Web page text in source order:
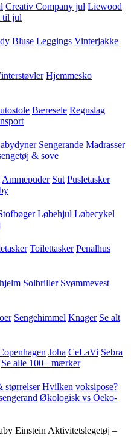
Creativ Company jul Liewood
til jul
Bluse Leggings Vinterjakke
Hjemmesko
Bæresele Regnslag
Sengerande Madrasser
& sove
Ammepuder Sut Pusletasker
Løbehjul Løbecykel
Toilettasker Penalhus
Solbriller Svømmevest
Sengehimmel Knager Se alt
Joha CeLaVi Sebra
Se alle 100+ mærker
størrelser Hvilken voksipose?
Økologisk vs Oeko-
Einstein Aktivitetslegetøj –